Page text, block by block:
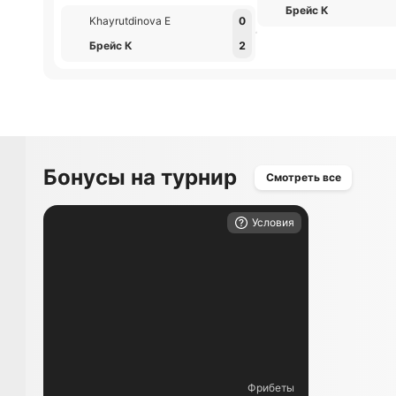
Khayrutdinova Е
0
Брейс К
2
Брейс К
Бонусы на турнир Смотреть все
Условия
Фрибеты